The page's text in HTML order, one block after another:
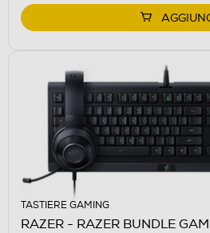
TASTIERE GAMING
RAZER - RAZER BUNDLE